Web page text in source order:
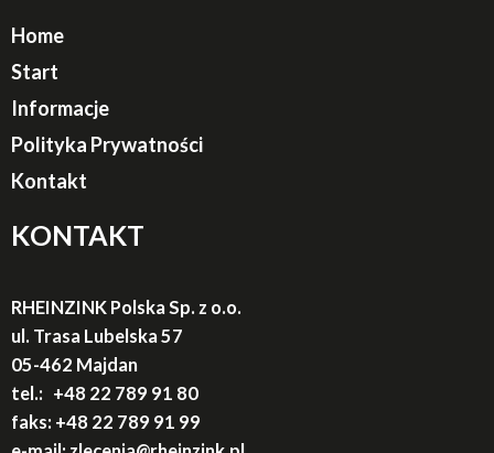
Home
Start
Informacje
Polityka Prywatności
Kontakt
KONTAKT
RHEINZINK Polska Sp. z o.o.
ul. Trasa Lubelska 57
05-462 Majdan
tel.: +48 22 789 91 80
faks: +48 22 789 91 99